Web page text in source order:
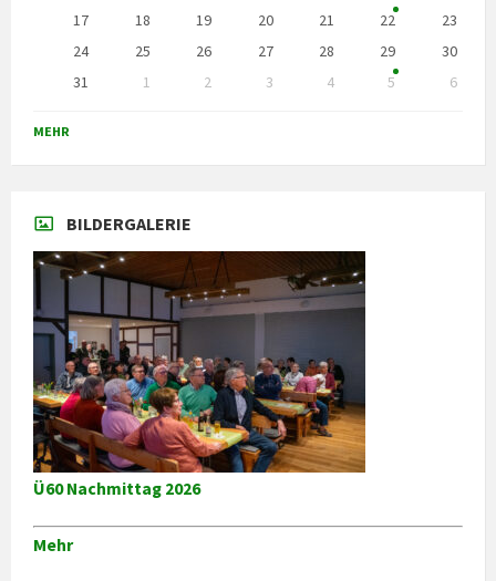
17
18 19 20 21 22
23
24
25 26 27 28 29
30
31
1 2 3 4 5
6
zu
den
MEHR
BILDERGALERIE
Ü60 Nachmittag 2026
Mehr